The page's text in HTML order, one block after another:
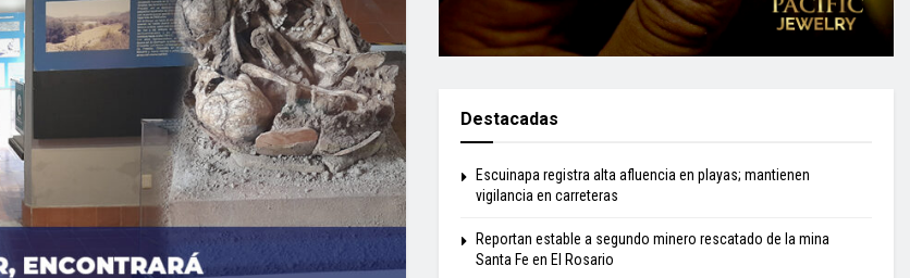
Destacadas
Escuinapa registra alta afluencia en playas; mantienen
vigilancia en carreteras
Reportan estable a segundo minero rescatado de la mina
Santa Fe en El Rosario